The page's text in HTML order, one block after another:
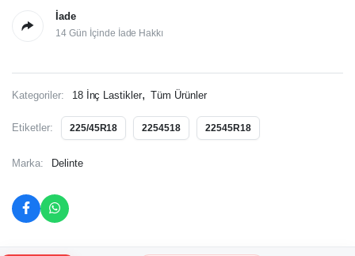
İade
14 Gün İçinde İade Hakkı
Kategoriler: 18 İnç Lastikler, Tüm Ürünler
Etiketler: 225/45R18 2254518 22545R18
Marka: Delinte